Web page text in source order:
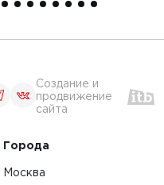
Создание и
продвижение
сайта
Города
Москва